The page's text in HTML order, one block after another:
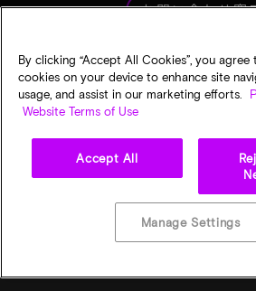
お問い合わせ窓
マイクロンのプライバシー通知
Micron Technology, Inc. All rights reserved. 情報
ることがあります。すべての情報は何らの保証なく「現
画の縮尺は正確ではありません。マイクロン、マイクロ
マイクロンの商標はMicron Technology, Inc.に帰属します
By clicking “Accept All Cookies”, you
cookies on your device to enhance site
usage, and assist in our marketing efforts.
Website Terms of Use
Accept All
Manage Settings